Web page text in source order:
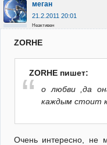
меган
21.2.2011 20:01
Неактивен
ZORHE
ZORHE пишет:
о любви ,да
каждым стоит
Очень интересно, не